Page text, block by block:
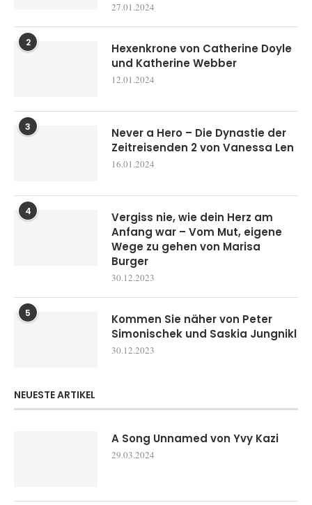
27.01.2024
2
Hexenkrone von Catherine Doyle
und Katherine Webber
12.01.2024
3
Never a Hero – Die Dynastie der
Zeitreisenden 2 von Vanessa Len
16.01.2024
4
Vergiss nie, wie dein Herz am
Anfang war – Vom Mut, eigene
Wege zu gehen von Marisa
Burger
30.12.2023
5
Kommen Sie näher von Peter
Simonischek und Saskia Jungnikl
30.12.2023
NEUESTE ARTIKEL
A Song Unnamed von Yvy Kazi
29.03.2024